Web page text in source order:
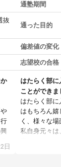
抜
日
通塾期間
通った目的
偏差値の変化
志望校の合格
はたらく部
ことができま
はたらく部
はもちろん
く、様々な場
私自身元々は
意だったの
ケーション